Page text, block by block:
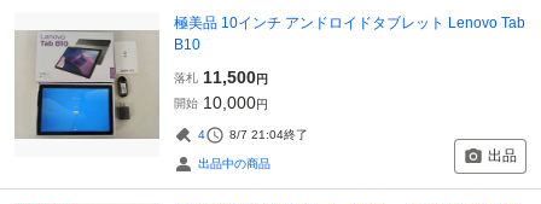
極美品 10インチ アンドロイドタブレット Lenovo Tab
B10
落札 11,500円
開始 10,000円
4 8/7 21:04終了
出品中の商品 出品